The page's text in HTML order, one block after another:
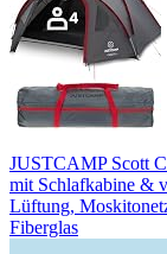
JUSTCAMP Scott
mit Schlafkabine &
Lüftung,
Fiberglas